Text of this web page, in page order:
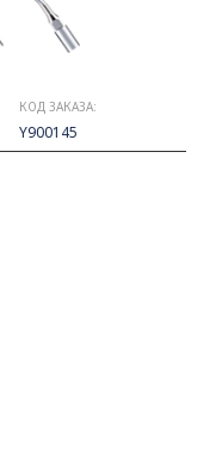
КОД ЗАКАЗА:
Y900145